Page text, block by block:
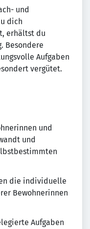
und
dich
erhältst du
Besondere
Aufgaben
vergütet.
und
und
die individuelle
Bewohnerinnen
Aufgaben